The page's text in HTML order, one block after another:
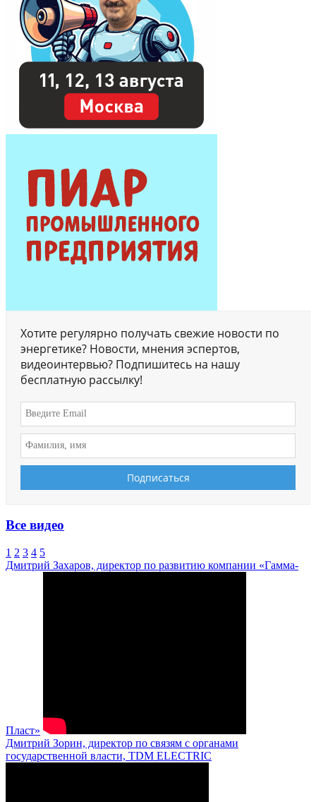
Хотите регулярно получать свежие новости по
энергетике? Новости, мнения эспертов,
видеоинтервью? Подпишитесь на нашу
бесплатную рассылку!
Все видео
1 2 3 4 5
Дмитрий Захаров, директор по развитию компании «Гамма-
Пласт»
Дмитрий Зорин, директор по связям с органами
государственной власти, TDM ELECTRIC